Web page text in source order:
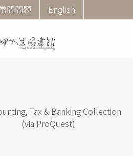
問問題 English
Tax & Banking Collection
(via ProQuest)